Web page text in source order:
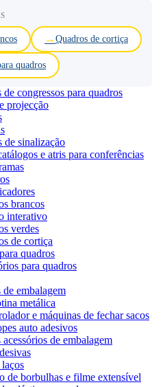
Quadros de cortiça
quadros
congressos para quadros
projecção
de sinalização
e atris para conferências
brancos
interativo
verdes
de cortiça
quadros
para quadros
de embalagem
metálica
e máquinas de fechar sacos
auto adesivos
de embalagem
de borbulhas e filme extensível